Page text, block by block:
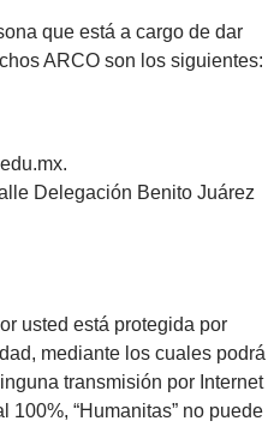
que está a cargo de dar
ARCO son los siguientes:
.
Delegación Benito Juárez
usted está protegida por
mediante los cuales podrá
transmisión por Internet
100%, “Humanitas” no puede